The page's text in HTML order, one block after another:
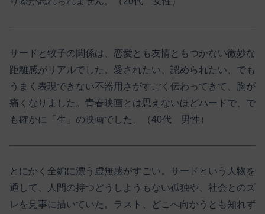
サードと牧子の関係は、恋愛とも友情ともつかない微妙な
距離感がリアルでした。愛されたい、認められたい、でも
うまく表現できない不器用さがすごく伝わってきて、胸が
痛くなりました。青春映画とは思えないほどハードで、で
も確かに「生」の映画でした。（40代 男性）
とにかく全編に漂う虚無感がすごい。サードという人物を
通して、人間の持つどうしようもない孤独や、社会とのズ
レを見事に描いていた。ラスト、どこへ向かうとも知れず